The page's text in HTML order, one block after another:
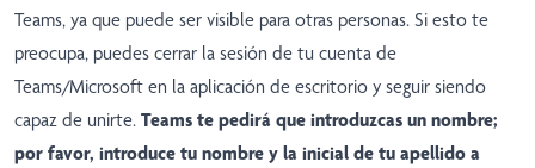
Teams, ya que puede ser visible para otras personas. Si esto te
preocupa, puedes cerrar la sesión de tu cuenta de
Teams/Microsoft en la aplicación de escritorio y seguir siendo
capaz de unirte. Teams te pedirá que introduzcas un nombre;
por favor, introduce tu nombre y la inicial de tu apellido a